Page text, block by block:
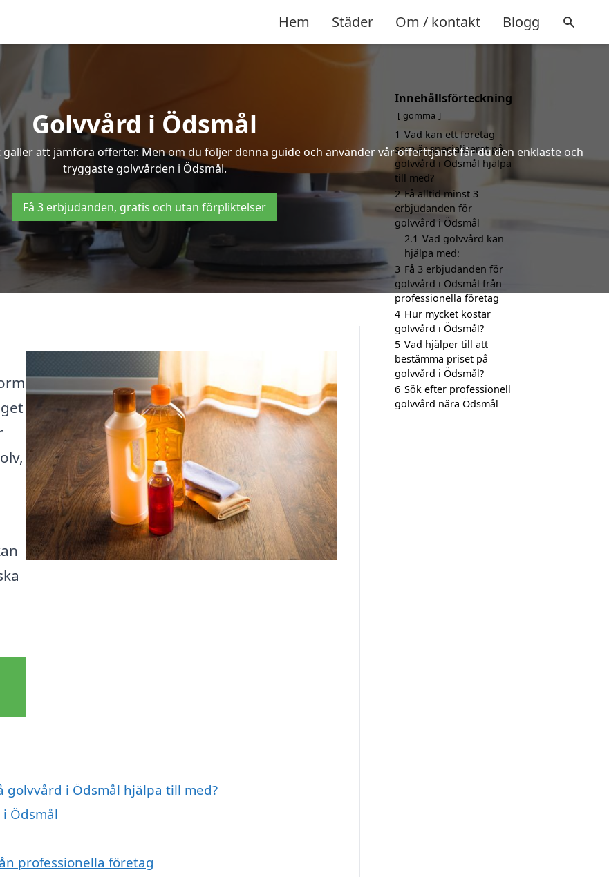
Hem Städer Om / kontakt Blogg
Golvvård i Ödsmål
att jämföra offerter. Men om du följer denna guide och använder vår offerttjänst får du den enklaste och
tryggaste golvvården i Ödsmål.
Få 3 erbjudanden, gratis och utan förpliktelser
golvvård i Ödsmål hjälpa till med?
Ödsmål
professionella företag
Innehållsförteckning
gömma
1 Vad kan ett företag
som är specialiserat på
golvvård i Ödsmål hjälpa
till med?
2 Få alltid minst 3
erbjudanden för
golvvård i Ödsmål
2.1 Vad golvvård kan
hjälpa med:
3 Få 3 erbjudanden för
golvvård i Ödsmål från
professionella företag
4 Hur mycket kostar
golvvård i Ödsmål?
5 Vad hjälper till att
bestämma priset på
golvvård i Ödsmål?
6 Sök efter professionell
golvvård nära Ödsmål